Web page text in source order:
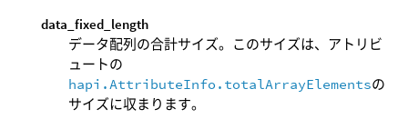
data_fixed_length
データ配列の合計サイズ。このサイズは、アトリビ
ュートの
hapi.AttributeInfo.totalArrayElementsの
サイズに収まります。